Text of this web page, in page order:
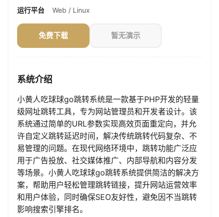
运行平台
Web / Linux
免费下载 暂无演示
系统介绍
小黄人吃球球go跳转系统是一款基于PHP开发的轻量
级网址跳转工具，专为网站管理员和开发者设计。该
系统通过简单的URL参数实现高效页面重定向，并允
许自定义跳转延迟时间，解决传统跳转代码复杂、不
易管理的问题。在现代网络环境中，跳转功能广泛应
用于广告投放、社交媒体推广、内部导航和内容分发
等场景。小黄人吃球球go跳转系统提供简洁的解决方
案，帮助用户轻松管理跳转链接，提升网站运营效率
和用户体验，同时确保SEO友好性，避免因不当跳转
影响搜索引擎排名。